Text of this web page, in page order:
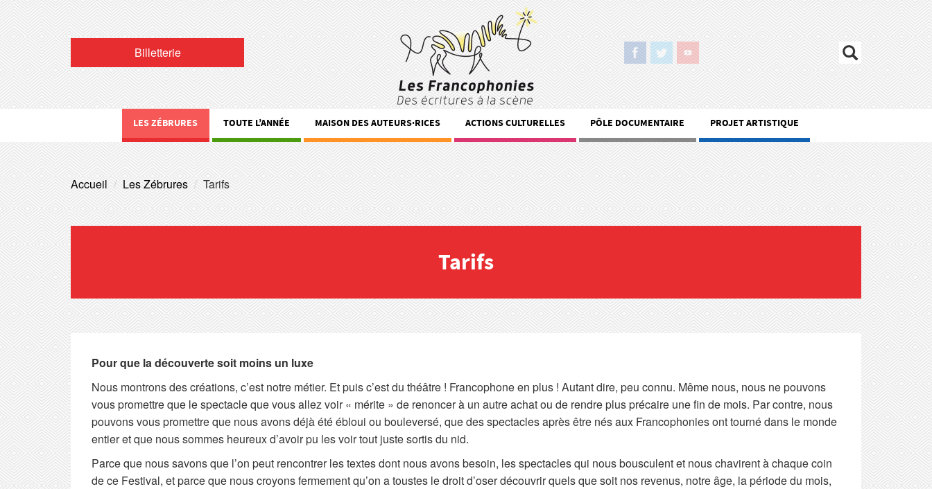
Billetterie
LES ZÉBRURES TOUTE L’ANNÉE MAISON DES AUTEURS·RICES ACTIONS CULTURELLES PÔLE DOCUMENTAIRE PROJET ARTISTIQUE
Accueil Les Zébrures Tarifs
Tarifs
Pour que la découverte soit moins un luxe
Nous montrons des créations, c’est notre métier. Et puis c’est du théâtre ! Francophone en plus ! Autant dire, peu connu. Même nous, nous ne pouvons
vous promettre que le spectacle que vous allez voir « mérite » de renoncer à un autre achat ou de rendre plus précaire une fin de mois. Par contre, nous
pouvons vous promettre que nous avons déjà été ébloui ou bouleversé, que des spectacles après être nés aux Francophonies ont tourné dans le monde
entier et que nous sommes heureux d’avoir pu les voir tout juste sortis du nid.
Parce que nous savons que l’on peut rencontrer les textes dont nous avons besoin, les spectacles qui nous bousculent et nous chavirent à chaque coin
de ce Festival, et parce que nous croyons fermement qu’on a toustes le droit d’oser découvrir quels que soit nos revenus, notre âge, la période du mois,